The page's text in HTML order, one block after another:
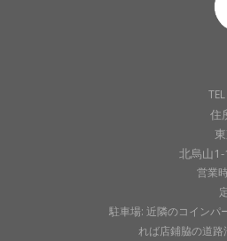
住
北烏山
営業
駐車場: 近隣のコインパ
れば店鋪脇の道路